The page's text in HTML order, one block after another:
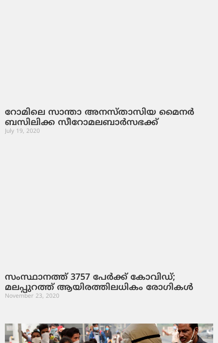
റോമിലെ സാന്താ അനസ്താസിയ മൈനർ
ബസിലിക്ക സീറോമലബാർസഭക്ക്
July 19, 2020
സംസ്ഥാനത്ത് 3757 പേര്‍ക്ക് കോവിഡ്;
മലപ്പുറത്ത് ആയിരത്തിലധികം രോഗികള്‍
November 23, 2020